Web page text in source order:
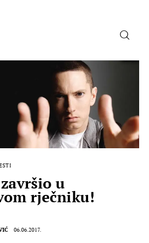
GLAZBA
GLAZBA
u
rječniku!
06.06.2017.